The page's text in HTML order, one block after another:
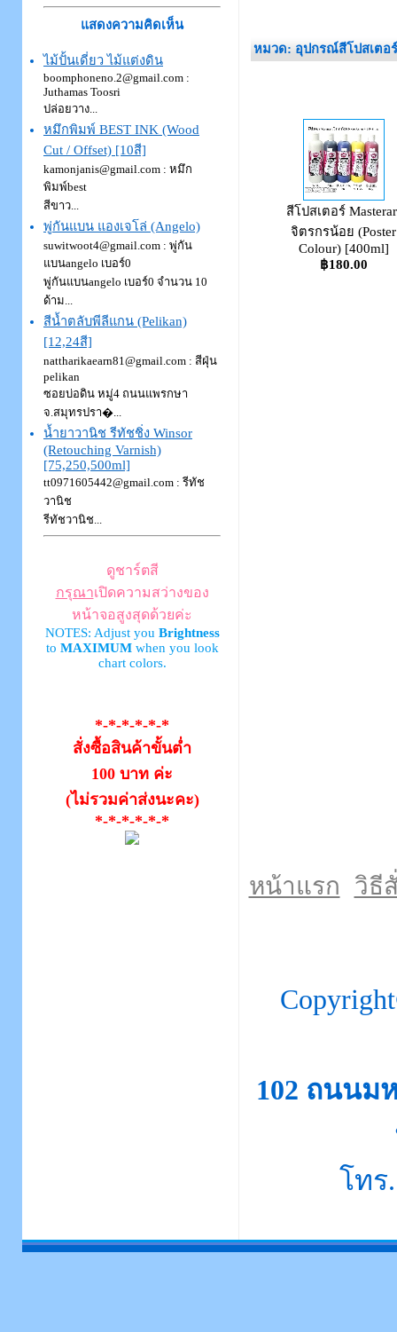
แสดงความคิดเห็น
ไม้ปั้นเดี่ยว ไม้แต่งดิน
boomphoneno.2@gmail.com :
Juthamas Toosri
ปล่อยวาง...
หมึกพิมพ์ BEST INK (Wood
Cut / Offset) [10สี]
kamonjanis@gmail.com : หมึก
พิมพ์best
สีขาว...
พู่กันแบน แองเจโล่ (Angelo)
suwitwoot4@gmail.com : พู่กัน
แบนangelo เบอร์0
พู่กันแบนangelo เบอร์0 จำนวน 10
ด้าม...
สีน้ำตลับพีลีแกน (Pelikan)
[12,24สี]
nattharikaearn81@gmail.com : สีฝุ่น
pelikan
ซอยบ่อดิน หมู่4 ถนนแพรกษา
จ.สมุทรปรา�...
น้ำยาวานิช รีทัชชิ่ง Winsor
(Retouching Varnish)
[75,250,500ml]
tt0971605442@gmail.com : รีทัช
วานิช
รีทัชวานิช...
ดูชาร์ตสี
กรุณาเปิดความสว่างของ
หน้าจอสูงสุดด้วยค่ะ
NOTES: Adjust you Brightness
to MAXIMUMwhen you look
chart colors.
*-*-*-*-*-*
สั่งซื้อสินค้าขั้นต่ำ
100 บาท ค่ะ
(ไม่รวมค่าส่งนะคะ)
*-*-*-*-*-*
หมวด: อุปกรณ์สีโปสเตอร์
สีโปสเตอร์
จิตรกรน้อย (Poster
Colour) [400ml]
฿180.00
หน้าแรก วิธี
102 ถนนม
โทร